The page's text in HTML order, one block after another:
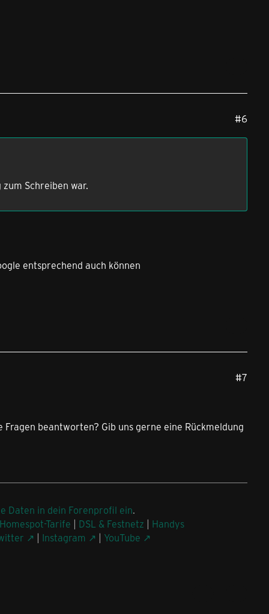
#6
Schreiben war.
entsprechend auch können
#7
beantworten? Gib uns gerne eine Rückmeldung
Daten in dein Forenprofil ein.
Homespot-Tarife | DSL & Festnetz | Handys
| Instagram | YouTube